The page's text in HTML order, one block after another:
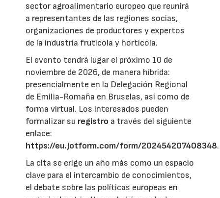
sector agroalimentario europeo que reunirá
a representantes de las regiones socias,
organizaciones de productores y expertos
de la industria frutícola y hortícola.
El evento tendrá lugar el próximo 10 de
noviembre de 2026, de manera híbrida:
presencialmente en la Delegación Regional
de Emilia-Romaña en Bruselas, así como de
forma virtual. Los interesados pueden
formalizar su registro a través del siguiente
enlace:
https://eu.jotform.com/form/202454207408348.
La cita se erige un año más como un espacio
clave para el intercambio de conocimientos,
el debate sobre las políticas europeas en